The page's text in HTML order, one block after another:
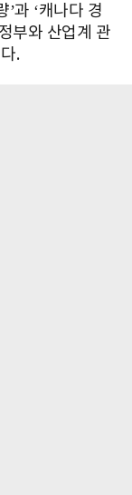
과 ‘캐나다 경
부와 산업계 관
.